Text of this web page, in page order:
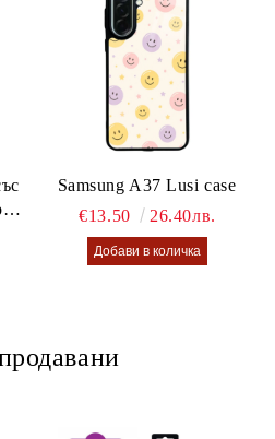
Samsung A37 Lusi case
€13.50
26.40лв.